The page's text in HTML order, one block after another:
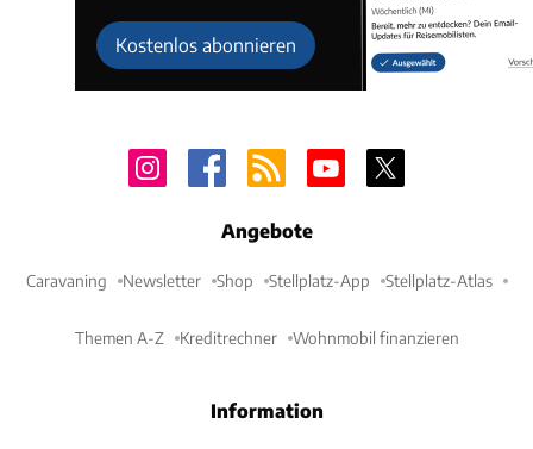
Kostenlos abonnieren
Angebote
Caravaning Newsletter Shop Stellplatz-App Stellplatz-Atlas
Themen A-Z Kreditrechner Wohnmobil finanzieren
Information